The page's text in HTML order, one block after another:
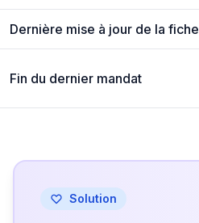
Dernière mise à jour de la fiche
Fin du dernier mandat
Solution